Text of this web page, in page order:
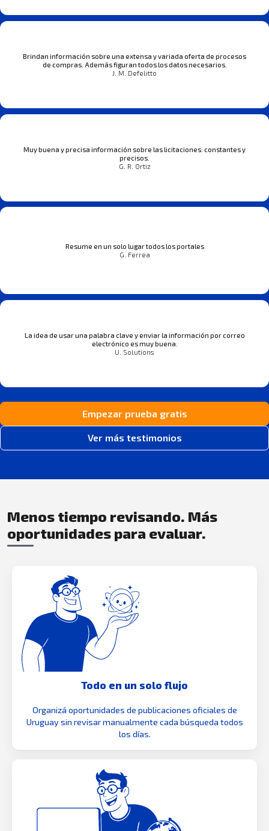
Brindan información sobre una extensa y variada oferta de procesos
de compras. Además figuran todos los datos necesarios.
J. M. Defelitto
Muy buena y precisa información sobre las licitaciones: constantes y
precisos.
G. R. Ortiz
Resume en un solo lugar todos los portales
G. Ferrea
La idea de usar una palabra clave y enviar la información por correo
electrónico es muy buena.
U. Solutions
Empezar prueba gratis
Ver más testimonios
Menos tiempo revisando. Más
oportunidades para evaluar.
Todo en un solo flujo
Organizá oportunidades de publicaciones oficiales de
Uruguay sin revisar manualmente cada búsqueda todos
los días.